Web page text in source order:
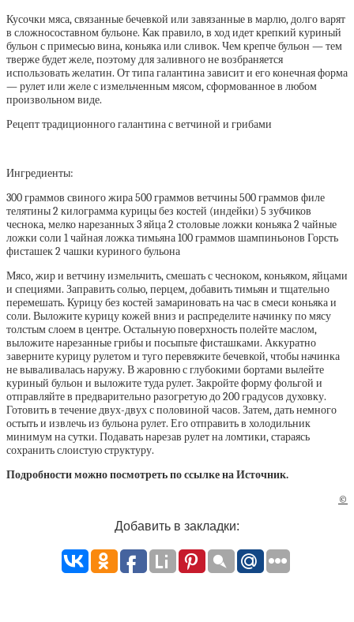
Кусочки мяса, связанные бечевкой или завязанные в марлю, долго варят
в сложносоставном бульоне. Как правило, в ход идет крепкий куриный
бульон с примесью вина, коньяка или сливок. Чем крепче бульон — тем
тверже будет желе, поэтому для заливного не возбраняется
использовать желатин. От типа галантина зависит и его конечная форма
— рулет или желе с измельченным мясом, сформованное в любом
произвольном виде.
Рецепт традиционного галантина с ветчиной и грибами
Ингредиенты:
300 граммов свиного жира 500 граммов ветчины 500 граммов филе
телятины 2 килограмма курицы без костей (индейки) 5 зубчиков
чеснока, мелко нарезанных 3 яйца 2 столовые ложки коньяка 2 чайные
ложки соли 1 чайная ложка тимьяна 100 граммов шампиньонов Горсть
фисташек 2 чашки куриного бульона
Мясо, жир и ветчину измельчить, смешать с чесноком, коньяком, яйцами
и специями. Заправить солью, перцем, добавить тимьян и тщательно
перемешать. Курицу без костей замариновать на час в смеси коньяка и
соли. Выложите курицу кожей вниз и распределите начинку по мясу
толстым слоем в центре. Остальную поверхность полейте маслом,
выложите нарезанные грибы и посыпьте фисташками. Аккуратно
заверните курицу рулетом и туго перевяжите бечевкой, чтобы начинка
не вываливалась наружу. В жаровню с глубокими бортами вылейте
куриный бульон и выложите туда рулет. Закройте форму фольгой и
отправляйте в предварительно разогретую до 200 градусов духовку.
Готовить в течение двух-двух с половиной часов. Затем, дать немного
остыть и извлечь из бульона рулет. Его отправить в холодильник
минимум на сутки. Подавать нарезав рулет на ломтики, стараясь
сохранить слоистую структуру.
Подробности можно посмотреть по ссылке на Источник.
©
Добавить в закладки: